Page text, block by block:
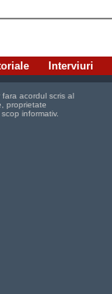
Interviuri
acordul scris al
proprietate
informativ.